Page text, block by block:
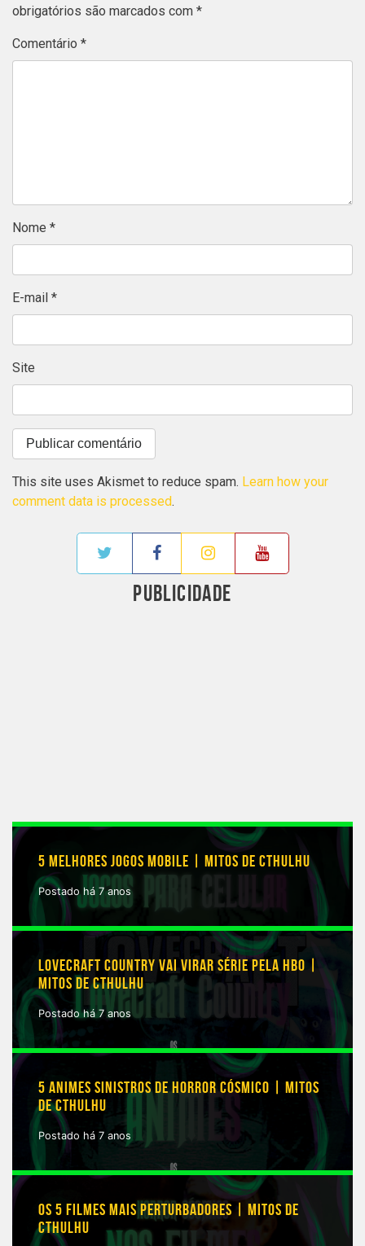
obrigatórios são marcados com *
Comentário *
Nome *
E-mail *
Site
This site uses Akismet to reduce spam. Learn how your
comment data is processed.
PUBLICIDADE
5 MELHORES JOGOS MOBILE | MITOS DE CTHULHU
Postado há 7 anos
LOVECRAFT COUNTRY VAI VIRAR SÉRIE PELA HBO |
MITOS DE CTHULHU
Postado há 7 anos
5 ANIMES SINISTROS DE HORROR CÓSMICO | MITOS
DE CTHULHU
Postado há 7 anos
OS 5 FILMES MAIS PERTURBADORES | MITOS DE
CTHULHU